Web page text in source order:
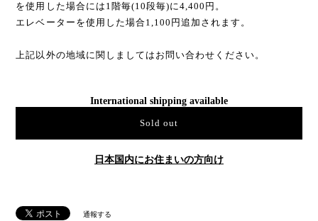
を使用した場合には1階毎(10段毎)に4,400円。
エレベーターを使用した場合1,100円追加されます。
上記以外の地域に関しましてはお問い合わせください。
International shipping available
Sold out
日本国内にお住まいの方向け
通報する